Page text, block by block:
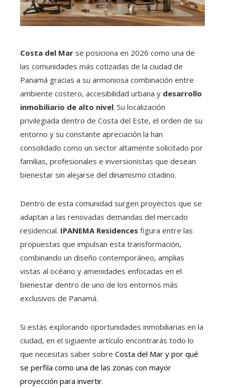
Costa del Mar se posiciona en 2026 como una de
las comunidades más cotizadas de la ciudad de
Panamá gracias a su armoniosa combinación entre
ambiente costero, accesibilidad urbana y desarrollo
inmobiliario de alto nivel. Su localización
privilegiada dentro de Costa del Este, el orden de su
entorno y su constante apreciación la han
consolidado como un sector altamente solicitado por
familias, profesionales e inversionistas que desean
bienestar sin alejarse del dinamismo citadino.
Dentro de esta comunidad surgen proyectos que se
adaptan a las renovadas demandas del mercado
residencial. IPANEMA Residences figura entre las
propuestas que impulsan esta transformación,
combinando un diseño contemporáneo, amplias
vistas al océano y amenidades enfocadas en el
bienestar dentro de uno de los entornos más
exclusivos de Panamá.
Si estás explorando oportunidades inmobiliarias en la
ciudad, en el siguiente artículo encontrarás todo lo
que necesitas saber sobre Costa del Mar y por qué
se perfila como una de las zonas con mayor
proyección para invertir.